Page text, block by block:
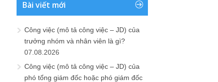
Bài viết mới
Công việc (mô tả công việc – JD) của
trưởng nhóm và nhân viên là gì?
07.08.2026
Công việc (mô tả công việc – JD) của
phó tổng giám đốc hoặc phó giám đốc